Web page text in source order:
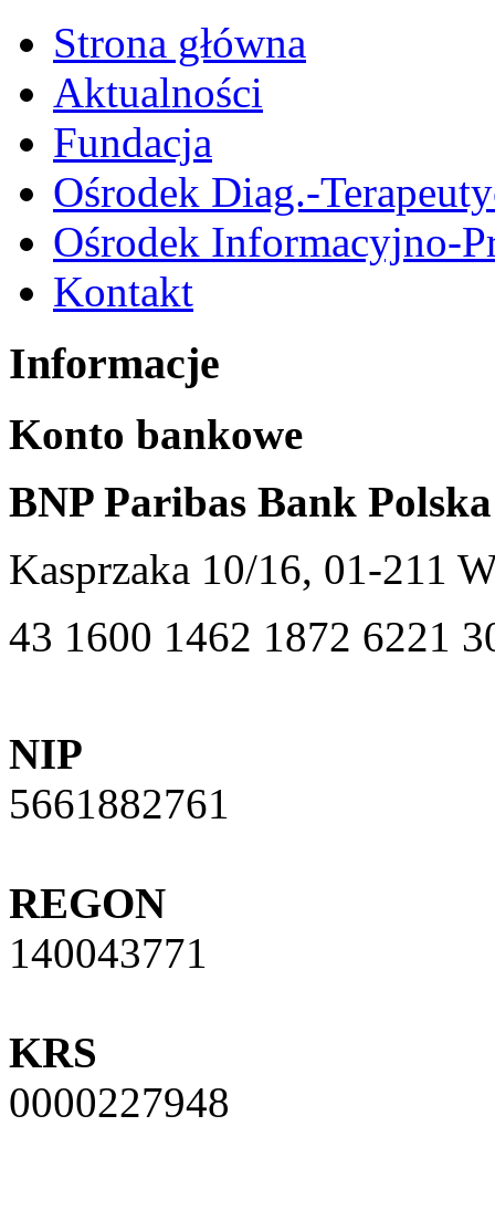
Strona główna
Aktualności
Fundacja
Ośrodek Diag.-
Ośrodek Informacyjno-
Kontakt
Informacje
Konto bankowe
BNP Paribas Bank
Kasprzaka 10/16, 01-211
43 1600 1462 1872 6221
NIP
5661882761
REGON
140043771
KRS
0000227948